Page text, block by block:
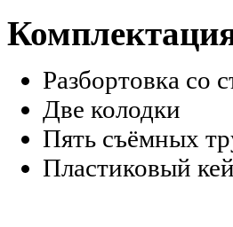
Разбортовка со
Две колодки
Пять съёмных
Пластиковый